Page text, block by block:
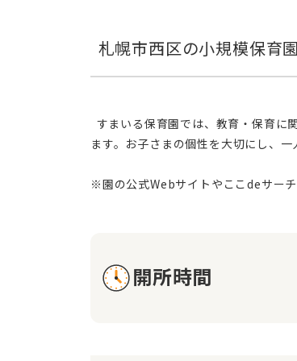
ます。お子さまの個性を大切にし、
開所時間